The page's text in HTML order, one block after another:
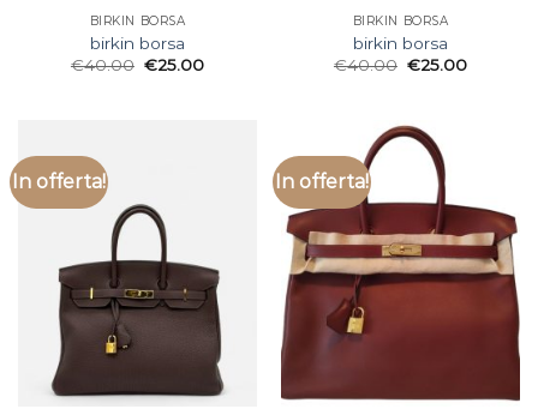
BIRKIN BORSA
birkin borsa
€40.00 €25.00
BIRKIN BORSA
birkin borsa
€40.00 €25.00
In offerta! In offerta!